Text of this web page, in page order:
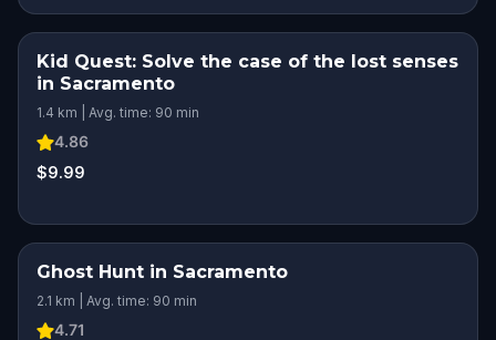
Kid Quest: Solve the case of the lost senses
in Sacramento
1.4 km | Avg. time: 90 min
4.86
$9.99
Ghost Hunt in Sacramento
2.1 km | Avg. time: 90 min
4.71